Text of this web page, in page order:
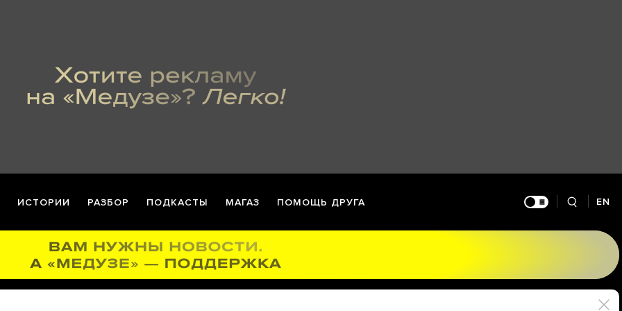
ИСТОРИИ РАЗБОР ПОДКАСТЫ МАГАЗ ПОМОЩЬ ДРУГА EN